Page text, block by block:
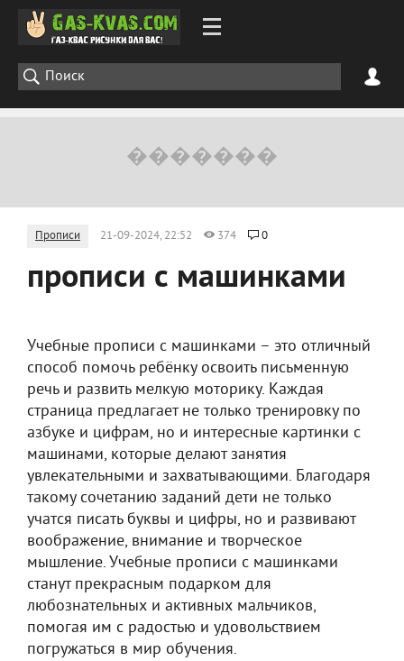
Прописи 21-09-2024, 22:52 374 0
прописи с машинками
Учебные прописи с машинками – это отличный
способ помочь ребёнку освоить письменную
речь и развить мелкую моторику. Каждая
страница предлагает не только тренировку по
азбуке и цифрам, но и интересные картинки с
машинами, которые делают занятия
увлекательными и захватывающими. Благодаря
такому сочетанию заданий дети не только
учатся писать буквы и цифры, но и развивают
воображение, внимание и творческое
мышление. Учебные прописи с машинками
станут прекрасным подарком для
любознательных и активных мальчиков,
помогая им с радостью и удовольствием
погружаться в мир обучения.